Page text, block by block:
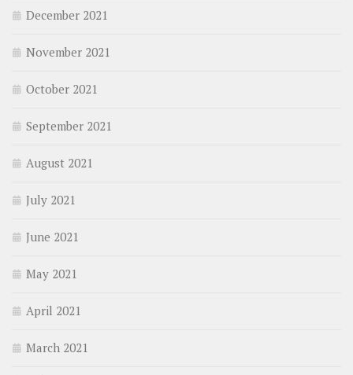
December 2021
November 2021
October 2021
September 2021
August 2021
July 2021
June 2021
May 2021
April 2021
March 2021